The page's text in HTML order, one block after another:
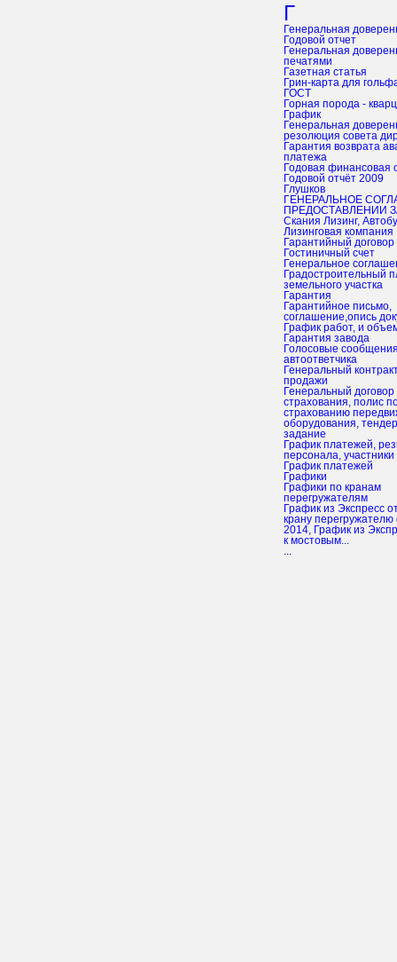
Г
генеральная
Годовой отчет
Генеральная доверенность с
печатями
Газетная статья
грин-карта для
ГОСТ
Горная порода -
график
Генеральная доверенность и
резолюция совета
Гарантия возврата авансового
платежа
Годовая финансовая
Годовой отчёт 2009
Глушков
ГЕНЕРАЛЬНОЕ СОГЛАШЕНИЕ О
ПРЕДОСТАВЛЕНИИ
Скания Лизинг,
Лизинговая компания
Гарантийный договор
гостиничный счет
генеральное
градостроительный план
земельного участка
гарантия
Гарантийное письмо,
соглашение,опись
график работ, и
гарантия завода
Голосовые сообщения
автоответчика
Генеральный контракт купли-
продажи
Генеральный договор
страхования, полис
страхованию
оборудования,
задание
График платежей, резюме
персонала, участники
График платежей
графики
Графики по кранам
перегружателям
График из Экспресс отчет к
крану
2014, График из
к мостовым...
...